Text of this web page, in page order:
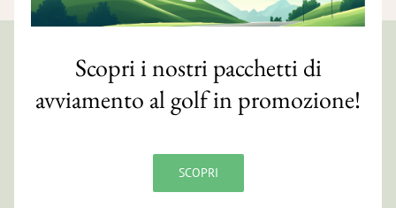
GOLF CLUB FAENZA
Via S. Orsola, 10/e
CF 90007820393
Contatti
Scopri i nostri pacchetti di
avviamento al golf in promozione!
SCOPRI